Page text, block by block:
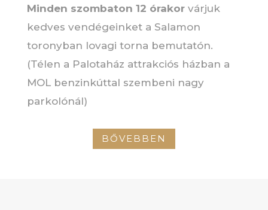
Minden szombaton 12 órakorvárjuk
kedves vendégeinket a Salamon
toronyban lovagi torna bemutatón.
(Télen a Palotaház attrakciós házban a
MOL benzinkúttal szembeni nagy
parkolónál)
BŐVEBBEN